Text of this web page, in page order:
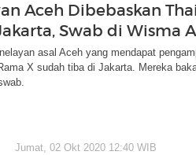
Aceh Dibebaskan
Swab di Wisma
asal Aceh yang mendapat
X sudah tiba di Jakarta. Mereka
Jumat, 02 Okt 2020 12:40 WIB